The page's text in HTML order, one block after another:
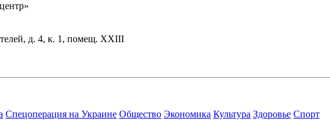
д. 4, к. 1, помещ. XXIII
Спецоперация на Украине Общество Экономика Культура Здоровье Спорт